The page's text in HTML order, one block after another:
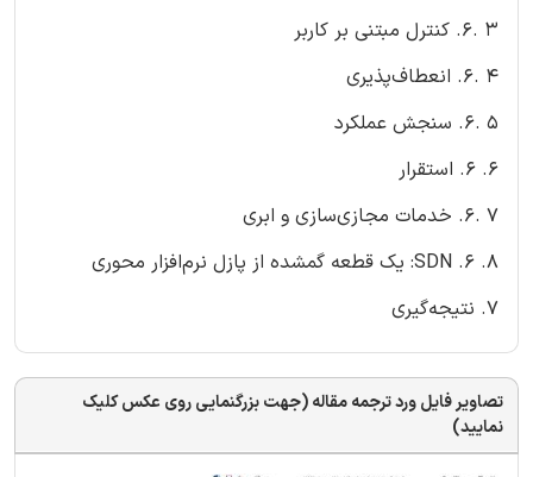
3 .6. کنترل مبتنی بر کاربر
4 .6. انعطاف‌پذیری
5 .6. سنجش عملکرد
6. 6. استقرار
7 .6. خدمات مجازی‌سازی و ابری
8. 6. SDN: یک قطعه گمشده از پازل نرم‌افزار محوری
7. نتیجه‌گیری
تصاویر فایل ورد ترجمه مقاله (جهت بزرگنمایی روی عکس کلیک
نمایید)